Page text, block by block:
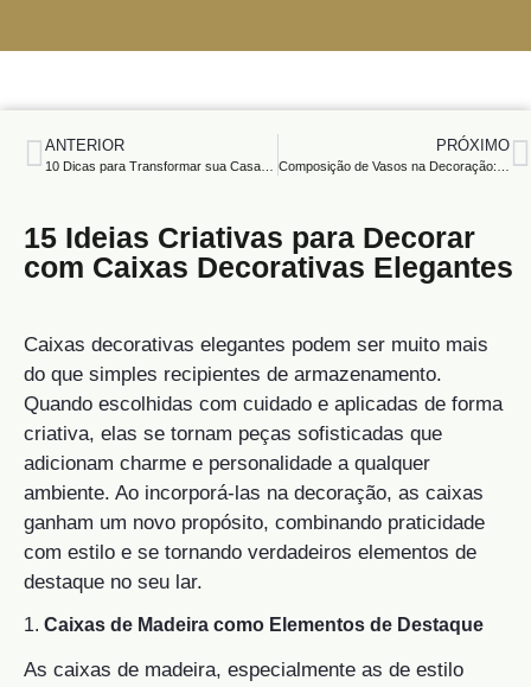
ANTERIOR PRÓXIMO
15 Ideias Criativas para Decorar
com Caixas Decorativas Elegantes
Caixas decorativas elegantes podem ser muito mais
do que simples recipientes de armazenamento.
Quando escolhidas com cuidado e aplicadas de forma
criativa, elas se tornam peças sofisticadas que
adicionam charme e personalidade a qualquer
ambiente. Ao incorporá-las na decoração, as caixas
ganham um novo propósito, combinando praticidade
com estilo e se tornando verdadeiros elementos de
destaque no seu lar.
1. Caixas de Madeira como Elementos de Destaque
As caixas de madeira, especialmente as de estilo